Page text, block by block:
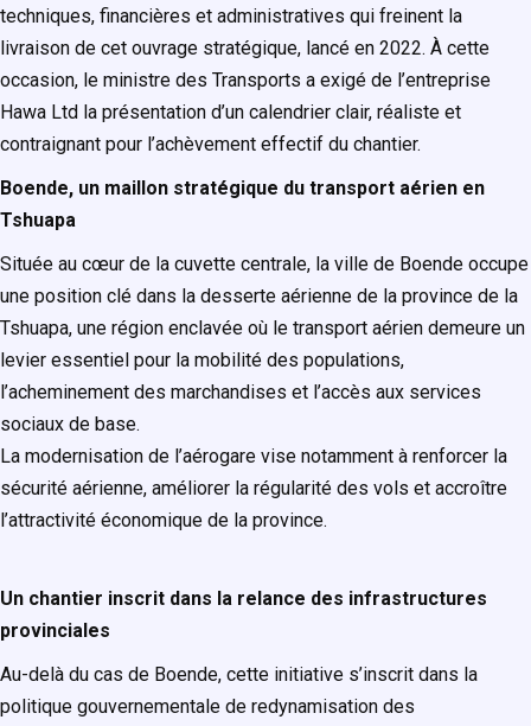
techniques, financières et administratives qui freinent la
livraison de cet ouvrage stratégique, lancé en 2022. À cette
occasion, le ministre des Transports a exigé de l’entreprise
Hawa Ltd la présentation d’un calendrier clair, réaliste et
contraignant pour l’achèvement effectif du chantier.
Boende, un maillon stratégique du transport aérien en
Tshuapa
Située au cœur de la cuvette centrale, la ville de Boende occupe
une position clé dans la desserte aérienne de la province de la
Tshuapa, une région enclavée où le transport aérien demeure un
levier essentiel pour la mobilité des populations,
l’acheminement des marchandises et l’accès aux services
sociaux de base.
La modernisation de l’aérogare vise notamment à renforcer la
sécurité aérienne, améliorer la régularité des vols et accroître
l’attractivité économique de la province.
Un chantier inscrit dans la relance des infrastructures
provinciales
Au-delà du cas de Boende, cette initiative s’inscrit dans la
politique gouvernementale de redynamisation des